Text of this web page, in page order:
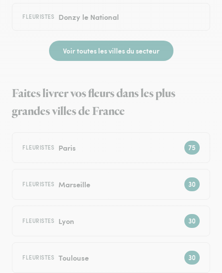
FLEURISTES Donzy le National
Voir toutes les villes du secteur
Faites livrer vos fleurs dans les plus
grandes villes de France
FLEURISTES Paris
FLEURISTES Marseille
FLEURISTES Lyon
FLEURISTES Toulouse